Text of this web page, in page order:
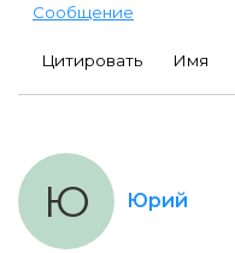
Сообщение
Цитировать Имя
Юрий
Ю